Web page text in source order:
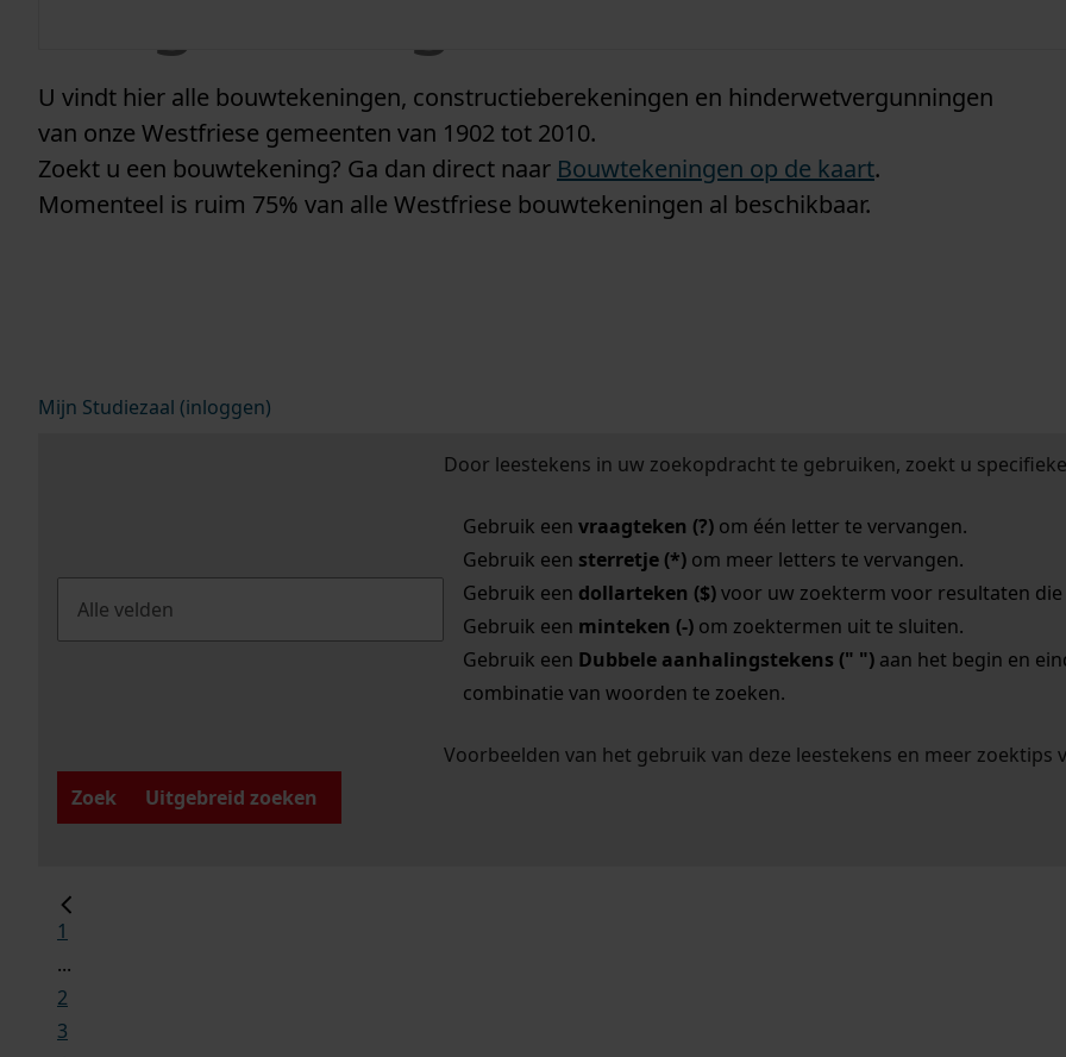
U vindt hier alle bouwtekeningen, constructieberekeningen en hinderwetvergunningen
van onze Westfriese gemeenten van 1902 tot 2010.
Zoekt u een bouwtekening? Ga dan direct naar Bouwtekeningen op de kaart.
Momenteel is ruim 75% van alle Westfriese bouwtekeningen al beschikbaar.
Mijn Studiezaal (inloggen)
Door leestekens in uw zoekopdracht te gebruiken, zoekt u
Gebruik een vraagteken (?)om één letter te vervangen.
Gebruik een sterretje (*)om meer letters te vervangen.
Gebruik een dollarteken ($)voor uw zoekterm voor resultaten die
Gebruik een minteken (-)om zoektermen uit te sluiten.
Gebruik een Dubbele aanhalingstekens (" ")aan het begin en
combinatie van woorden te zoeken.
Voorbeelden van het gebruik van deze leestekens en meer zoektips
Zoek
Uitgebreid zoeken
1
...
2
3